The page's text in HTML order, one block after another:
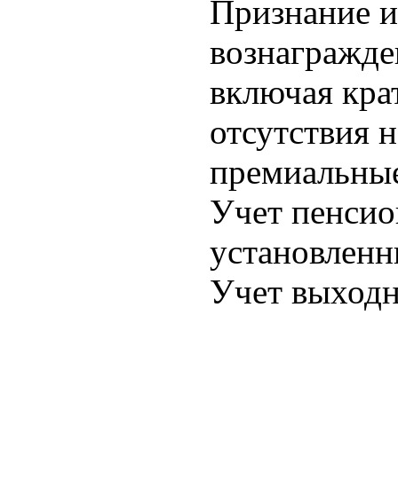
Признание
включая
отсутствия
Учет
Учет